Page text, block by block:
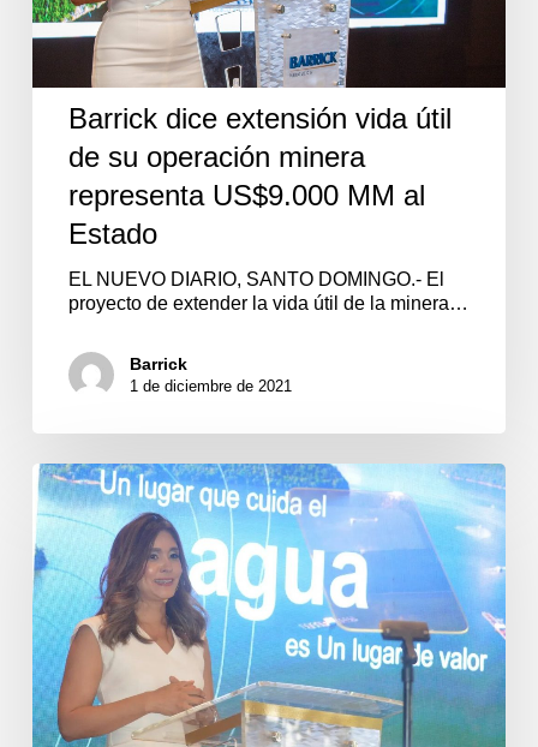
Barrick dice extensión vida útil
de su operación minera
representa US$9.000 MM al
Estado
EL NUEVO DIARIO, SANTO DOMINGO.- El
proyecto de extender la vida útil de la minera…
Barrick
1 de diciembre de 2021
“Lugar
de
Valor”,
proyecto
de
Barrick
Pueblo
Viejo